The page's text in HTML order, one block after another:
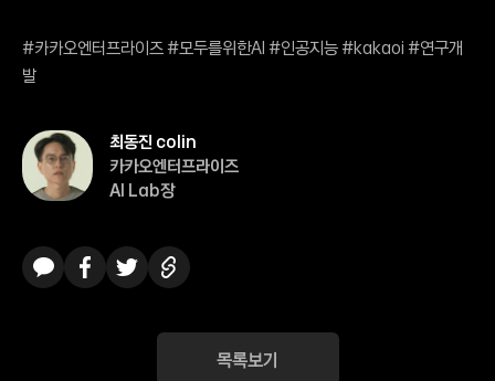
#카카오엔터프라이즈 #모두를위한AI #인공지능 #kakaoi #연구개
발
최동진 colin
카카오엔터프라이즈
AI Lab장
목록보기